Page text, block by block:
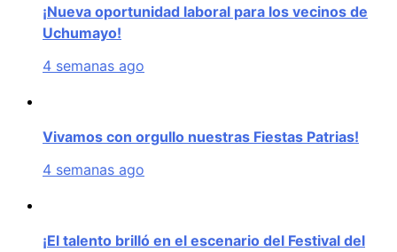
¡Nueva oportunidad laboral para los vecinos de
Uchumayo!
4 semanas ago
Vivamos con orgullo nuestras Fiestas Patrias!
4 semanas ago
¡El talento brilló en el escenario del Festival del